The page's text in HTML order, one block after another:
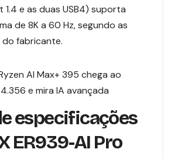
1.4 e as duas USB4) suporta
de 8K a 60 Hz, segundo as
fabricante.
especificações
ER939-AI Pro